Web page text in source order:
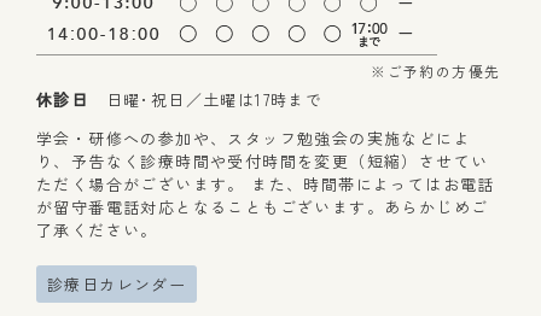
※ご予約の方優先
休診日
日曜･祝日／土曜は17時まで
学会・研修への参加や、スタッフ勉強会の実施などによ
り、予告なく診療時間や受付時間を変更（短縮）させてい
ただく場合がございます。 また、時間帯によってはお電話
が留守番電話対応となることもございます。あらかじめご
了承ください。
診療日カレンダー